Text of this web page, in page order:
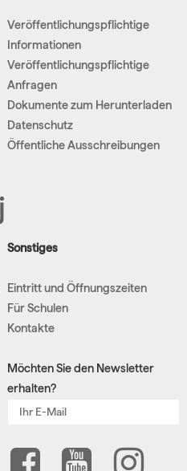
Veröffentlichungspflichtige
Informationen
Veröffentlichungspflichtige
Anfragen
Dokumente zum Herunterladen
Datenschutz
Öffentliche Ausschreibungen
Sonstiges
Eintritt und Öffnungszeiten
Für Schulen
Kontakte
Möchten Sie den Newsletter
erhalten?